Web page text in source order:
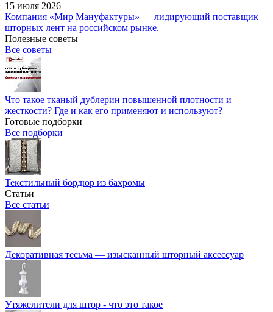
15 июля 2026
Компания «Мир Мануфактуры» — лидирующий поставщик
шторных лент на российском рынке.
Полезные советы
Все советы
Что такое тканый дублерин повышенной плотности и
жесткости? Где и как его применяют и используют?
Готовые подборки
Все подборки
Текстильный бордюр из бахромы
Статьи
Все статьи
Декоративная тесьма — изысканный шторный аксессуар
Утяжелители для штор - что это такое